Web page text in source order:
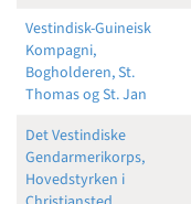
Vestindisk-Guineisk
Kompagni,
Bogholderen, St.
Thomas og St. Jan
Det Vestindiske
Gendarmerikorps,
Hovedstyrken i